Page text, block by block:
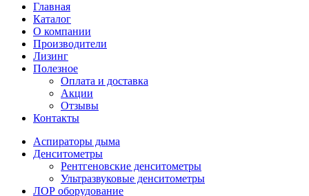
Главная
Каталог
О компании
Производители
Лизинг
Полезное
Оплата и доставка
Акции
Отзывы
Контакты
Аспираторы дыма
Денситометры
Рентгеновские денситометры
Ультразвуковые денситометры
ЛОР оборудование